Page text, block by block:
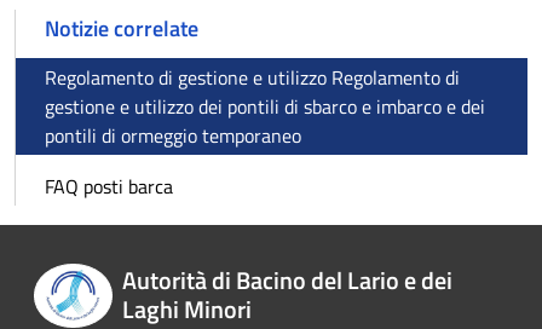
Notizie correlate
Regolamento di gestione e utilizzo Regolamento di
gestione e utilizzo dei pontili di sbarco e imbarco e dei
pontili di ormeggio temporaneo
FAQ posti barca
Autorità di Bacino del Lario e dei
Laghi Minori